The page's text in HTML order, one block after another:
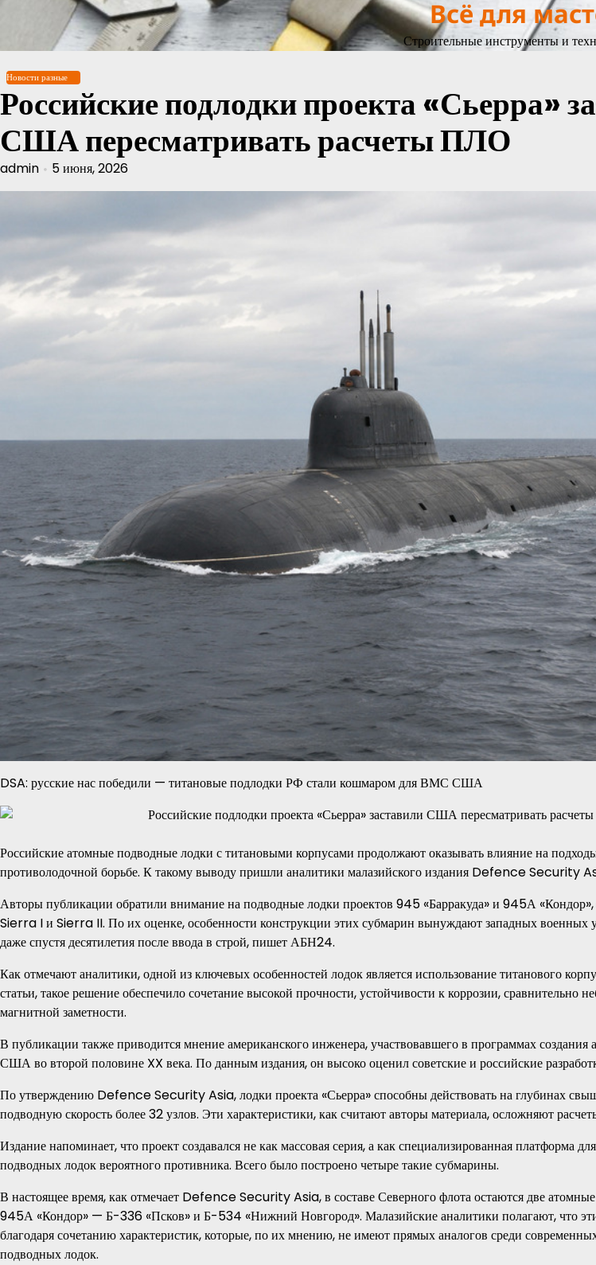
содержимому
Всё для
Строительные инструменты и
Новости разные
Российские подлодки проекта «Сьерра»
США пересматривать расчеты ПЛО
admin 5 июня, 2026
DSA: русские нас победили — титановые подлодки РФ стали кошмаром для ВМС США
Российские атомные подводные лодки с титановыми корпусами продолжают оказывать влияние на
противолодочной борьбе. К такому выводу пришли аналитики малазийского издания Defence Security
Авторы публикации обратили внимание на подводные лодки проектов 945 «Барракуда» и 945А «Кондор»,
Sierra I и Sierra II. По их оценке, особенности конструкции этих субмарин вынуждают западных военных
даже спустя десятилетия после ввода в строй, пишет АБН24.
Как отмечают аналитики, одной из ключевых особенностей лодок является использование титанового
статьи, такое решение обеспечило сочетание высокой прочности, устойчивости к коррозии, сравнительно
магнитной заметности.
В публикации также приводится мнение американского инженера, участвовавшего в программах
США во второй половине XX века. По данным издания, он высоко оценил советские и российские
По утверждению Defence Security Asia, лодки проекта «Сьерра» способны действовать на глубинах
подводную скорость более 32 узлов. Эти характеристики, как считают авторы материала, осложняют
Издание напоминает, что проект создавался не как массовая серия, а как специализированная платформа
подводных лодок вероятного противника. Всего было построено четыре такие субмарины.
В настоящее время, как отмечает Defence Security Asia, в составе Северного флота остаются две
945А «Кондор» — Б-336 «Псков» и Б-534 «Нижний Новгород». Малазийские аналитики полагают, что эти
благодаря сочетанию характеристик, которые, по их мнению, не имеют прямых аналогов среди
подводных лодок.